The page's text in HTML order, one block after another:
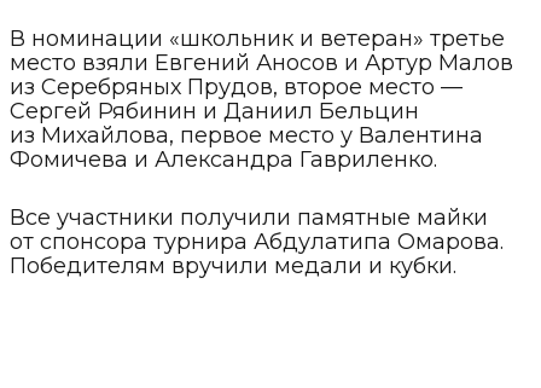
В номинации «школьник и ветеран» третье
место взяли Евгений Аносов и Артур Малов
из Серебряных Прудов, второе место —
Сергей Рябинин и Даниил Бельцин
из Михайлова, первое место у Валентина
Фомичева и Александра Гавриленко.
Все участники получили памятные майки
от спонсора турнира Абдулатипа Омарова.
Победителям вручили медали и кубки.